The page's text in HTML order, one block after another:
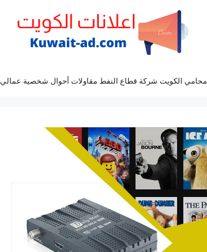
محامي الكويت شركة قطاع النفط مقاولات أحوال شخصية عمالي